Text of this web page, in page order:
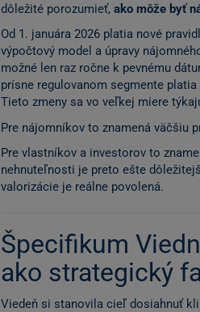
dôležité porozumieť, ako môže byť
Od 1. januára 2026 platia nové
výpočtový model a úpravy
možné len raz ročne k pevnému
prísne regulovanom segmente
Tieto zmeny sa vo veľkej miere
Pre nájomníkov to znamená väčšiu
Pre vlastníkov a investorov to
nehnuteľnosti je preto ešte
valorizácie je reálne povolená.
Špecifikum
ako strategický
Viedeň si stanovila cieľ dosiahnuť